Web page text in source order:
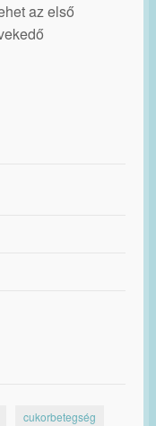
az első
cukorbetegség